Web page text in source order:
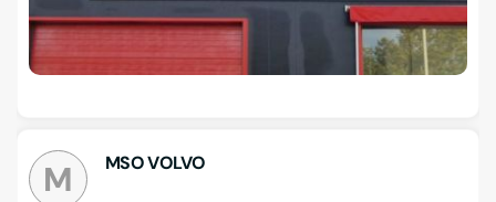
M MSO VOLVO